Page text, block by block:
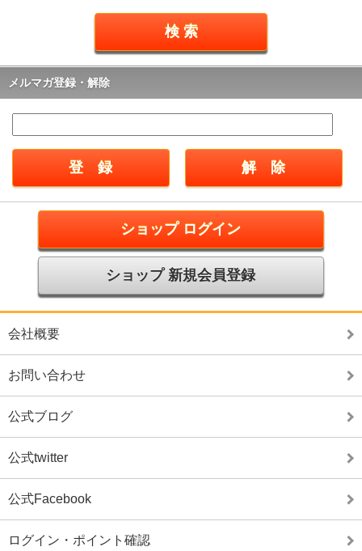
メルマガ登録・解除
ショップ ログイン
ショップ 新規会員登録
会社概要
お問い合わせ
公式ブログ
公式twitter
公式Facebook
ログイン・ポイント確認